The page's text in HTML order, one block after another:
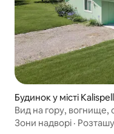
Будинок у місті Kalispell
Вид на гору, вогнище,
Зони надворі ·